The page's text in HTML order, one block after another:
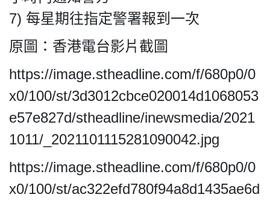
7) 每星期往指定警署報到一次
原圖：香港電台影片截圖
https://image.stheadline.com/f/680p0/0
x0/100/st/3d3012cbce020014d1068053
e57e827d/stheadline/inewsmedia/2021
1011/_2021101115281090042.jpg
https://image.stheadline.com/f/680p0/0
x0/100/st/ac322efd780f94a8d1435ae6d